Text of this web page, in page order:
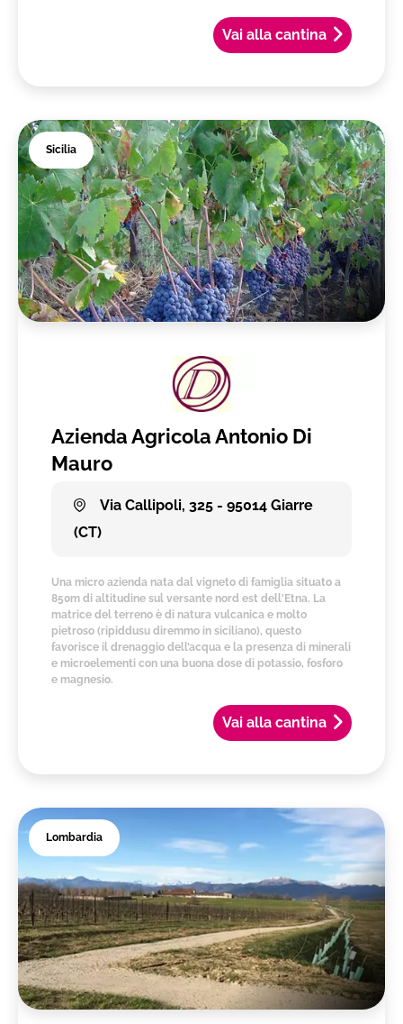
Vai alla cantina
Sicilia
Azienda Agricola Antonio Di
Mauro
Via Callipoli, 325 - 95014 Giarre
(CT)
Vai alla cantina
Una micro azienda nata dal vigneto di famiglia situato a
850m di altitudine sul versante nord est dell'Etna. La
matrice del terreno è di natura vulcanica e molto
pietroso (ripiddusu diremmo in siciliano), questo
favorisce il drenaggio dell’acqua e la presenza di minerali
e microelementi con una buona dose di potassio, fosforo
e magnesio.
Lombardia